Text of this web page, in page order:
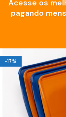
-17%
Acesse os
pagando